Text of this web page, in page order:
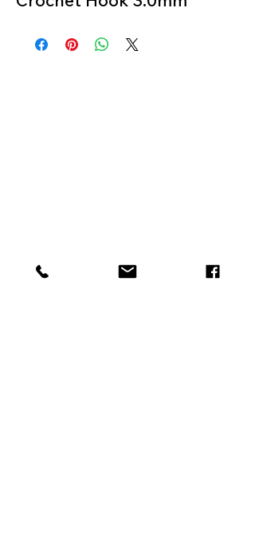
Knitting Needles:
3.0mm to 4.0mm